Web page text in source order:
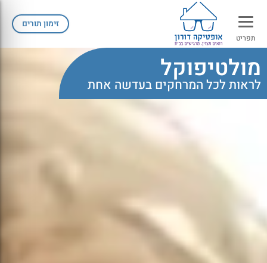
זימון תורים
מולטיפוקל
לראות לכל המרחקים בעדשה אחת
תפריט